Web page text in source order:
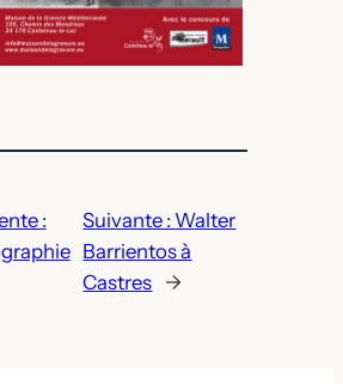
:
Suivante : Walter
Barrientos à
Castres →